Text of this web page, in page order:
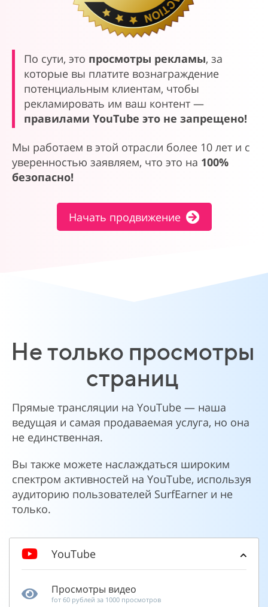
По сути, это просмотры рекламы, за
которые вы платите вознаграждение
потенциальным клиентам, чтобы
рекламировать им ваш контент —
правилами YouTube это не запрещено!
Мы работаем в этой отрасли более 10 лет и с
уверенностью заявляем, что это на 100%
безопасно!
Начать продвижение
Не только просмотры
страниц
Прямые трансляции на YouTube — наша
ведущая и самая продаваемая услуга, но она
не единственная.
Вы также можете наслаждаться широким
спектром активностей на YouTube, используя
аудиторию пользователей SurfEarner и не
только.
YouTube
Просмотры видео
fот 60 рублей за 1000 просмотров